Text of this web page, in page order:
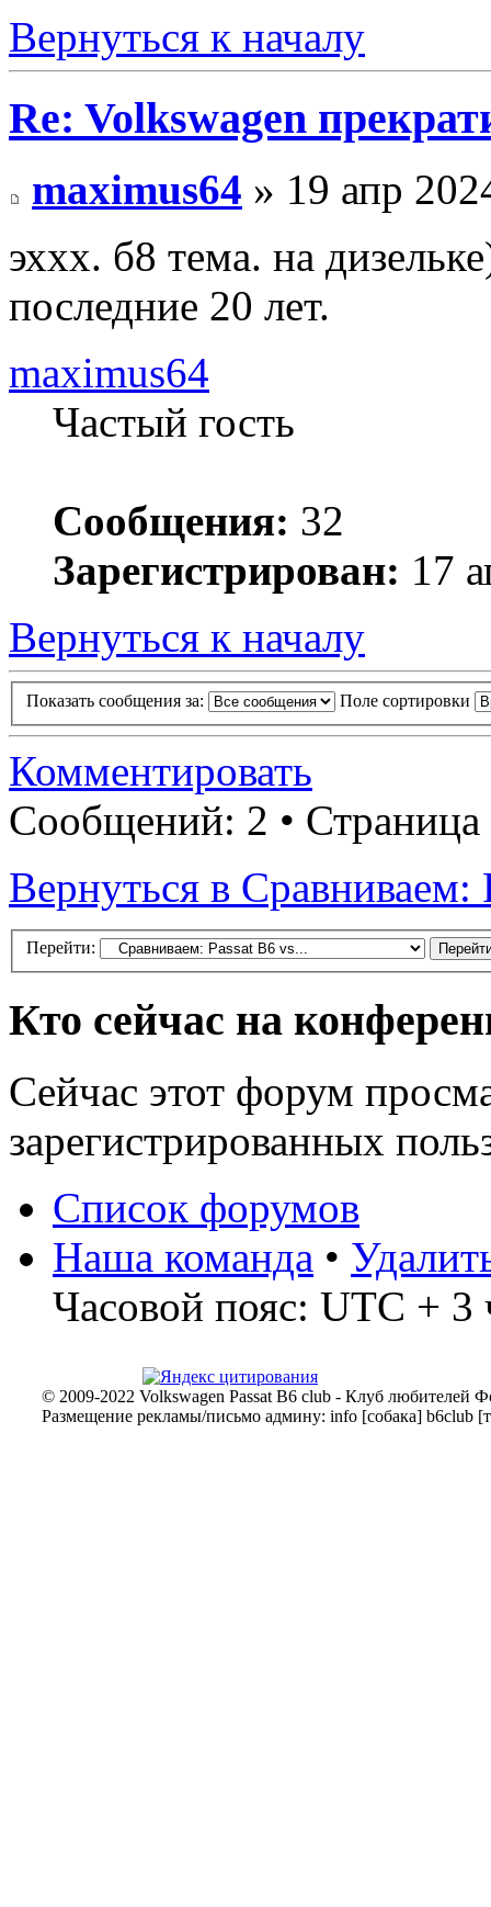
Вернуться к началу
Re: Volkswagen
maximus64 » 19 апр
эххх. б8 тема. на
последние 20 лет.
maximus64
Частый гость
Сообщения: 32
Зарегистрирован: 17
Вернуться к началу
Показать сообщения за: Поле сортировки
Комментировать
Сообщений: 2 • Страница
Вернуться в Сравниваем:
Перейти:
Кто сейчас на
Сейчас этот форум
зарегистрированных
Список форумов
Наша команда •
Часовой пояс: UTC + 3
© 2009-2022 Volkswagen Passat B6 club - Клуб любителей
Размещение рекламы/письмо админу: info [собака] b6club